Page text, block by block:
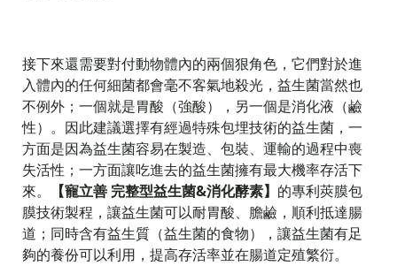
接下來還需要對付動物體內的兩個狠角色，它們對於進
入體內的任何細菌都會毫不客氣地殺光，益生菌當然也
不例外；一個就是胃酸（強酸），另一個是消化液（鹼
性）。因此建議選擇有經過特殊包埋技術的益生菌，一
方面是因為益生菌容易在製造、包裝、運輸的過程中喪
失活性；一方面讓吃進去的益生菌擁有最大機率存活下
來。
【寵立善 完整型益生菌&消化酵素】 的專利莢膜包
膜技術製程，讓益生菌可以耐胃酸、膽鹼，順利抵達腸
道；同時含有益生質（益生菌的食物），讓益生菌有足
夠的養份可以利用，提高存活率並在腸道定殖繁衍。